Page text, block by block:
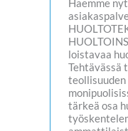
Haemme
loistavaa
Tehtävässä
tärkeä osa